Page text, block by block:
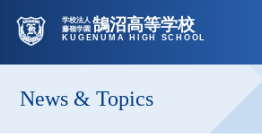
学校法人
藤嶺学園 鵠沼高等学校
KUGENUMA HIGH SCHOOL
News & Topics